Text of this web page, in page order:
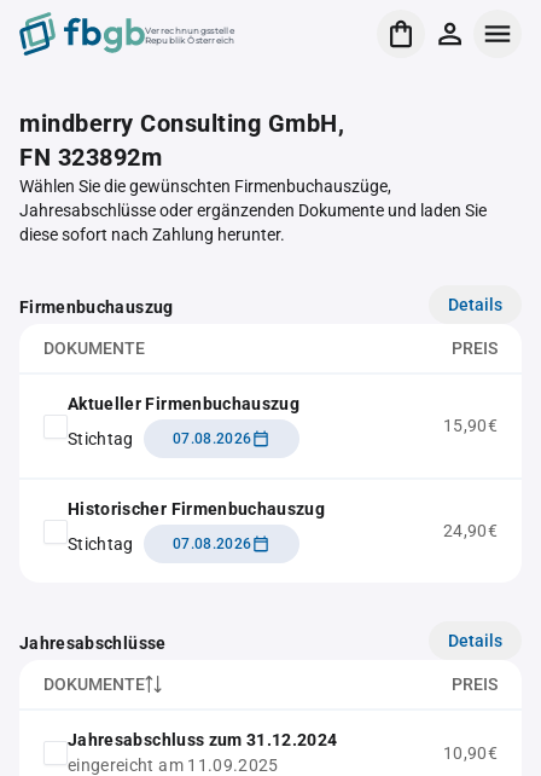
Verrechnungsstelle
Republik Österreich
mindberry Consulting GmbH,
FN 323892m
Wählen Sie die gewünschten Firmenbuchauszüge,
Jahresabschlüsse oder ergänzenden Dokumente und laden Sie
diese sofort nach Zahlung herunter.
Firmenbuchauszug Details
DOKUMENTE PREIS
Aktueller Firmenbuchauszug
Stichtag
07.08.2026
15,90€
Historischer Firmenbuchauszug
Stichtag
07.08.2026
24,90€
Jahresabschlüsse Details
DOKUMENTE PREIS
Jahresabschluss zum 31.12.2024
eingereicht am 11.09.2025
10,90€